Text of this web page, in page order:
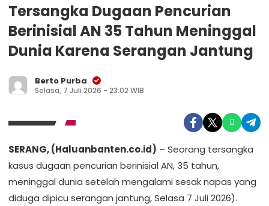
Tersangka Dugaan Pencurian
Berinisial AN 35 Tahun Meninggal
Dunia Karena Serangan Jantung
Berto Purba
Selasa, 7 Juli 2026 - 23:02 WIB
SERANG, (Haluanbanten.co.id) – Seorang tersangka
kasus dugaan pencurian berinisial AN, 35 tahun,
meninggal dunia setelah mengalami sesak napas yang
diduga dipicu serangan jantung, Selasa 7 Juli 2026).